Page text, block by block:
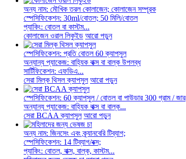
অন্য নাম: মৌখিক তরল কোলাজেন; কোলাজেন সম্পূরক
স্পেসিফিকেশন: 30ml/বোতল; 50 মিলি/বোতল
প্যাকিং: বোতল বা কাস্টম...
কোলাজেন ওরাল লিকুইড আরো পড়ুন
স্পেসিফিকেশন: প্রতি বোতল 60 ক্যাপসুল
অন্যান্য প্যাকেজ: বাহ্যিক বাক্স বা বাল্ক উপলব্ধ
সার্টিফিকেশন: এফডিএ...
সেরা মিল্ক থিসল ক্যাপসুল আরো পড়ুন
স্পেসিফিকেশন: 60 ক্যাপসুল / বোতল বা পাউডার 300 গ্রাম / জার
অন্যান্য প্যাকেজ: বাহ্যিক বাক্স বা বাল্ক...
সেরা BCAA ক্যাপসুল আরো পড়ুন
অন্য নাম: জিনসেং এবং ক্র্যানবেরি টিব্যাগ;
স্পেসিফিকেশন: 14 টিব্যাগ/বক্স;
প্যাকিং: বোতল, বাক্স, বাল্ক, কাস্টম...